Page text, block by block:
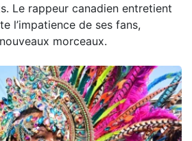
Le rappeur canadien entretient
l’impatience de ses fans,
morceaux.